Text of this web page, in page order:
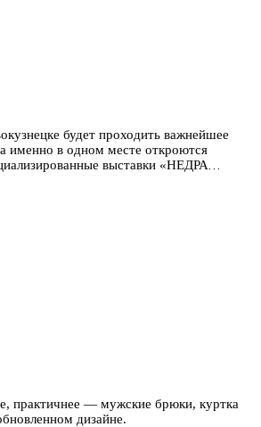
будет проходить важнейшее
именно в одном месте откроются
выставки «НЕДРА
И ЖИЗНЕДЕЯТЕЛЬНОСТИ» и
практичнее — мужские брюки, куртка
дизайне.